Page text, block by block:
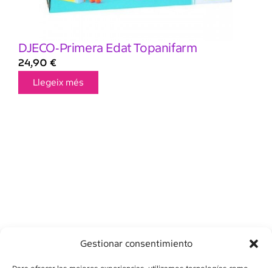
Gestionar consentimiento
DJECO-Primera Edat Topanifarm
24,90 €
Llegeix més